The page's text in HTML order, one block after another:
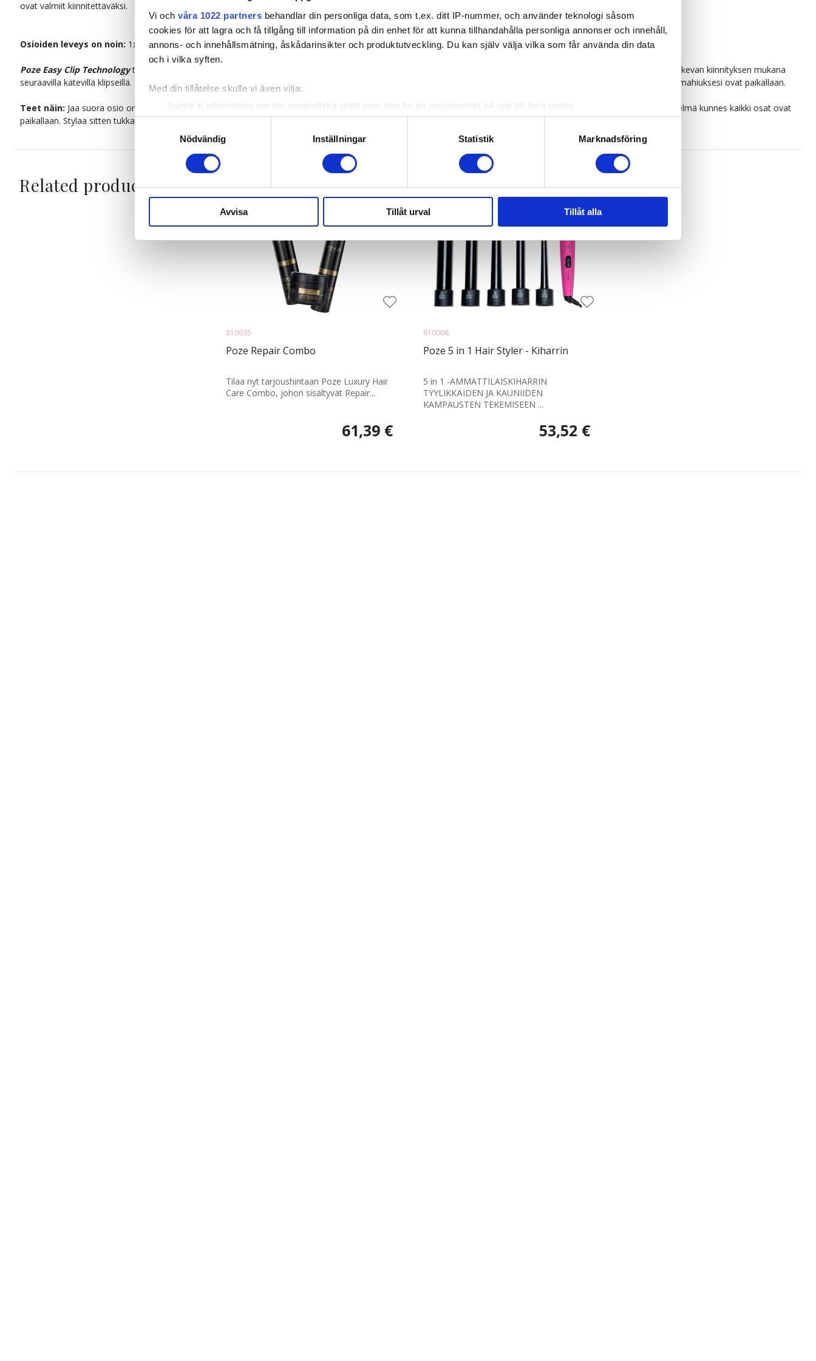
Vi och våra 1022 partners behandlar din personliga data, som t.ex. ditt IP-nummer, och använder teknologi såsom
cookies för att lagra och få tillgång till information på din enhet för att kunna tillhandahålla personliga annonser och innehåll,
annons- och innehållsmätning, åskådarinsikter och produktutveckling. Du kan själv välja vilka som får använda din data
och i vilka syften.
Med din tillåtelse skulle vi även vilja:
Samla in information om din geografiska plats som kan ha en noggrannhet på upp till flera meter
Identifiera din enhet genom att aktivt skanna den för specifika kännetecken (fingeravtryck)
Ta reda på mer om hur dina personliga uppgifter behandlas och ställ in dina preferenser i
detaljsektionen. Du kan ändra
sociala medier och analysera vår trafik. Vi vidarebefordrar även sådana identifierare och annan information från din enhet
till de sociala medier och annons- och analysföretag som vi samarbetar med. Dessa kan i sin tur kombinera informationen
med annan information som du har tillhandahållit eller som de har samlat in när du har använt deras tjänster.
Nödvändig
Inställningar Statistik Marknadsföring
Avvisa Tillåt urval Tillåt alla
ovat valmiit kiinnitettäväksi.
Osioiden leveys on noin: 1x20cm. 2x15cm. 2x10cm. 2x5cm
Poze Easy Clip Technologytekee hiusten pidennyksestä tai tuuhentamisesta erittäin helpon ja yksinkertaisen. Kiinnität hiukset milloin haluat ja saat hyvin mukavan ja tukevan kiinnityksen mukana
seuraavilla kätevillä klipseillä. Poze kehittää omia klipsejään, jotka on vahvistettu metallilla ja kumireunalla paremman otteen saamiseksi. Vain muutama napsaus ja unelmahiuksesi ovat paikallaan.
Teet näin: Jaa suora osio omasta tukastasi, tupeeraa se ja suihkuta lakkaa. Sen jälkeen otat Clip On -osan ja kiinnität sen tupeeraamaasi kohtaan. Toista sama menetelmä kunnes kaikki osat ovat
paikallaan. Stylaa sitten tukka omien toivomustesi ja tarpeittesi mukaan.
Related products
810035
Poze Repair Combo
Tilaa nyt tarjoushintaan Poze Luxury Hair
Care Combo, johon sisältyvät Repair...
61,39 €
610008
Poze 5 in 1 Hair Styler - Kiharrin
5 in 1 -AMMATTILAISKIHARRIN
TYYLIKKÄIDEN JA KAUNIIDEN
KAMPAUSTEN TEKEMISEEN ...
53,52 €